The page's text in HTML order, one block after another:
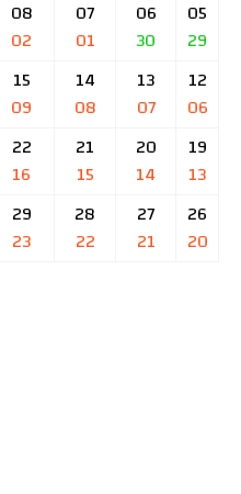
05
29
06
30
07
01
08
02
12
06
13
07
14
08
15
09
19
13
20
14
21
15
22
16
26
20
27
21
28
22
29
23